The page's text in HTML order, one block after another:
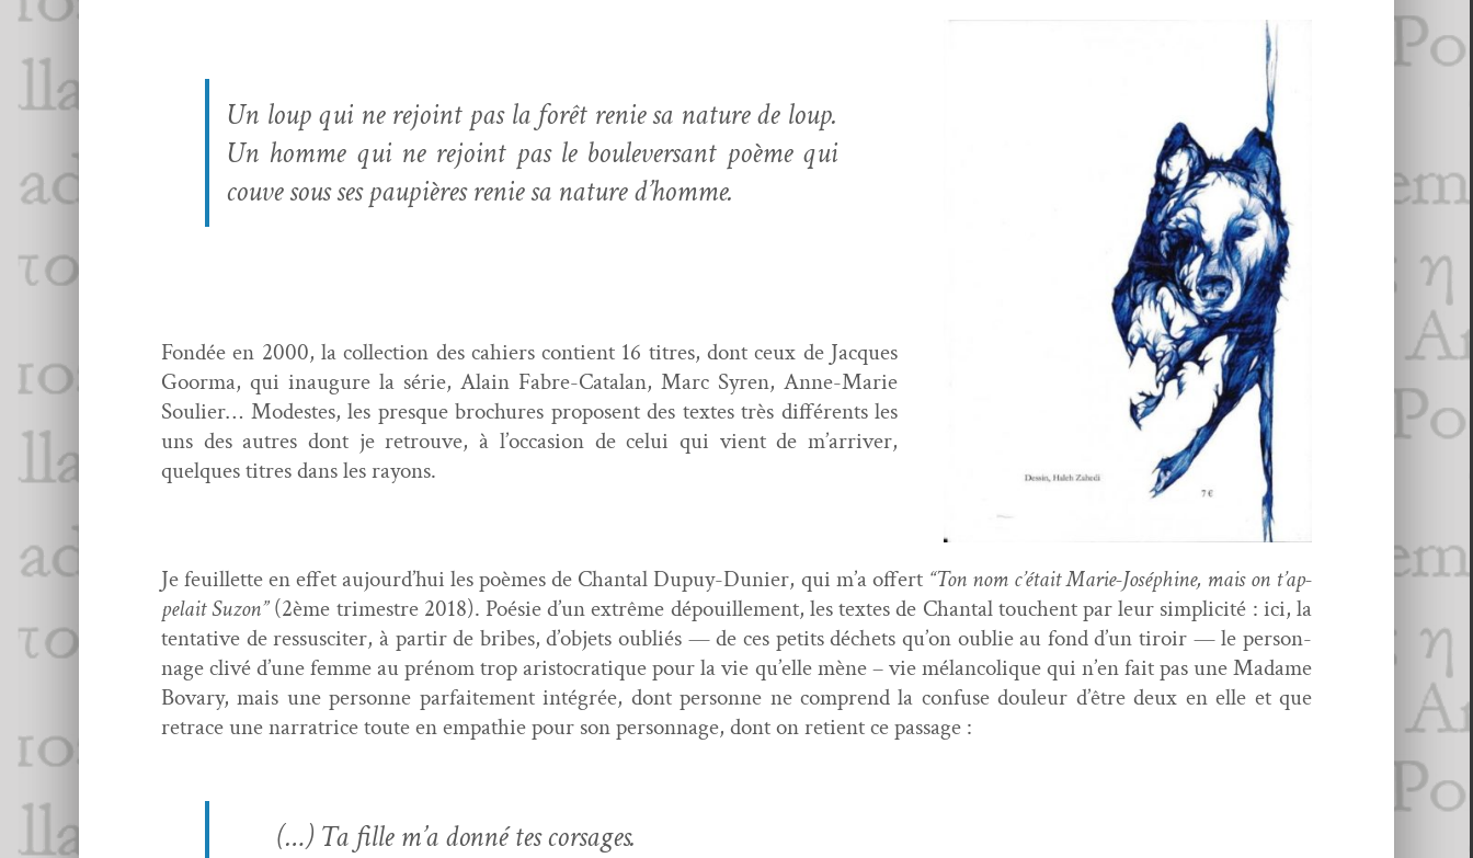
Un loup qui ne rejoint pas la forêt renie sa nature de loup.
Un homme qui ne rejoint pas le boulever­sant poème qui
cou­ve sous ses paupières renie sa nature d’homme.
Fondée en 2000, la col­lec­tion des cahiers con­tient 16 titres, dont ceux de Jacques
Goor­ma, qui inau­gure la série, Alain Fab­re-Cata­lan, Marc Syren, Anne-Marie
Souli­er… Mod­estes, les presque brochures pro­posent des textes très dif­férents les
uns des autres dont je retrou­ve, à l’oc­ca­sion de celui qui vient de m’ar­riv­er,
quelques titres dans les rayons.
Je feuil­lette en effet aujour­d’hui les poèmes de Chan­tal Dupuy-Dunier, qui m’a offert “Ton nom c’é­tait Marie-Joséphine, mais on t’ap­
pelait Suzon”(2ème trimestre 2018). Poésie d’un extrême dépouille­ment, les textes de Chan­tal touchent par leur sim­plic­ité : ici, la
ten­ta­tive de ressus­citer, à par­tir de bribes, d’ob­jets oubliés — de ces petits déchets qu’on oublie au fond d’un tiroir — le per­son­
nage clivé d’une femme au prénom trop aris­to­cra­tique pour la vie qu’elle mène – vie mélan­col­ique qui n’en fait pas une Madame
Bovary, mais une per­son­ne par­faite­ment inté­grée, dont per­son­ne ne com­prend la con­fuse douleur d’être deux en elle et que
retrace une nar­ra­trice toute en empathie pour son per­son­nage, dont on retient ce passage :
(…) Ta fille m’a don­né tes corsages.